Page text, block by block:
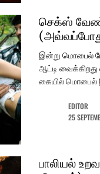
செக்ஸ்
இன்று மொபைல்
ஆட்டி வைக்கிறது
கையில் மொபைல்
EDITOR
25
பாலியல்